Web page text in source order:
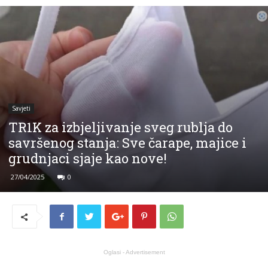
INFO
Savjeti
TR1K za izbjeljivanje sveg rublja do
savršenog stanja: Sve čarape, majice i
grudnjaci sjaje kao nove!
27/04/2025 0
Oglasi - Advertisement